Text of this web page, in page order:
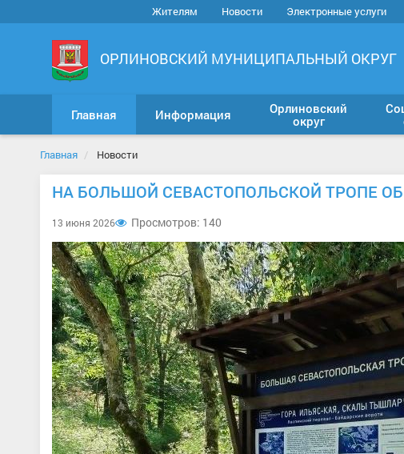
Жителям Новости Электронные услуги
ОРЛИНОВСКИЙ МУНИЦИПАЛЬНЫЙ ОКРУГ
Главная Информация
Орлиновский
округ
Главная Новости
НА БОЛЬШОЙ СЕВАСТОПОЛЬСКОЙ ТРОПЕ
13 июня 2026 Просмотров: 140